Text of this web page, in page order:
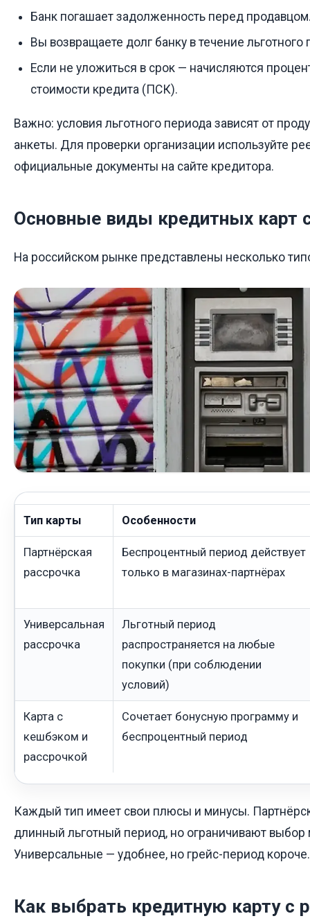
Банк погашает задолженность перед
Вы возвращаете долг банку в течение
Если не уложиться в срок — начисляются
стоимости кредита (ПСК).
Важно: условия льготного периода зависят от
анкеты. Для проверки организации используйте
официальные документы на сайте кредитора.
Основные виды кредитных карт
На российском рынке представлены несколько
Тип карты Особенности
Партнёрская
рассрочка
Беспроцентный период действует
только в магазинах-партнёрах
Универсальная
рассрочка
Льготный период
распространяется на любые
покупки (при соблюдении
условий)
Карта с
кешбэком и
рассрочкой
Сочетает бонусную программу и
беспроцентный период
Каждый тип имеет свои плюсы и минусы.
длинный льготный период, но ограничивают выбор
Универсальные — удобнее, но грейс-период короче.
Как выбрать кредитную карту с